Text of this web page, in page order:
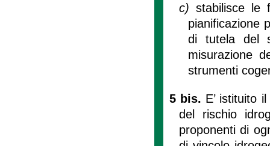
c) stabilisce le
pianificazione
di tutela del
misurazione
strumenti
5 bis. E’ istituito
del rischio
proponenti di